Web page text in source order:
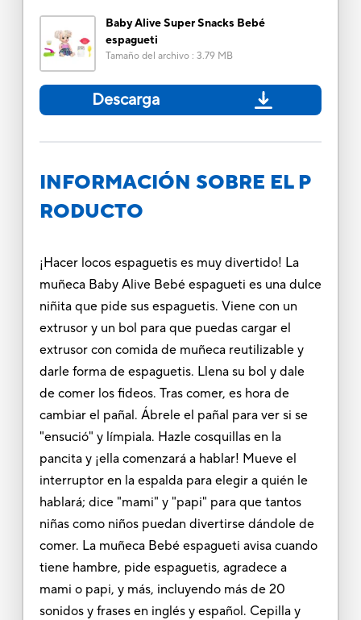
Baby Alive Super Snacks Bebé
espagueti
Tamaño del archivo: 3.79 MB
Descarga
INFORMACIÓN SOBRE EL P
RODUCTO
¡Hacer locos espaguetis es muy divertido! La
muñeca Baby Alive Bebé espagueti es una dulce
niñita que pide sus espaguetis. Viene con un
extrusor y un bol para que puedas cargar el
extrusor con comida de muñeca reutilizable y
darle forma de espaguetis. Llena su bol y dale
de comer los fideos. Tras comer, es hora de
cambiar el pañal. Ábrele el pañal para ver si se
"ensució" y límpiala. Hazle cosquillas en la
pancita y ¡ella comenzará a hablar! Mueve el
interruptor en la espalda para elegir a quién le
hablará; dice "mami" y "papi" para que tantos
niñas como niños puedan divertirse dándole de
comer. La muñeca Bebé espagueti avisa cuando
tiene hambre, pide espaguetis, agradece a
mami o papi, y más, incluyendo más de 20
sonidos y frases en inglés y español. Cepilla y